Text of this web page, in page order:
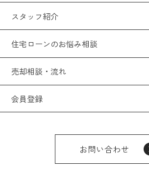
スタッフ紹介
住宅ローンのお悩み相談
売却相談・流れ
会員登録
お問い合わせ